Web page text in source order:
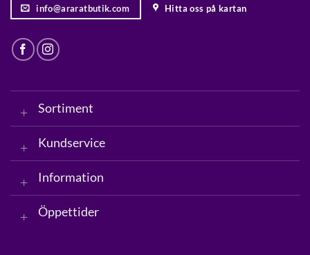
info@araratbutik.com Hitta oss på kartan
Sortiment
Kundservice
Information
Öppettider